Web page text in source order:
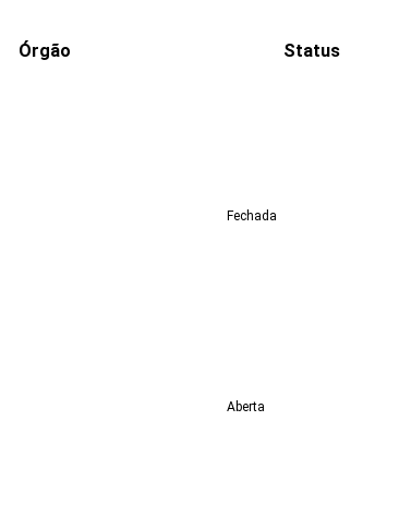
Órgão Status
Fechada
Aberta